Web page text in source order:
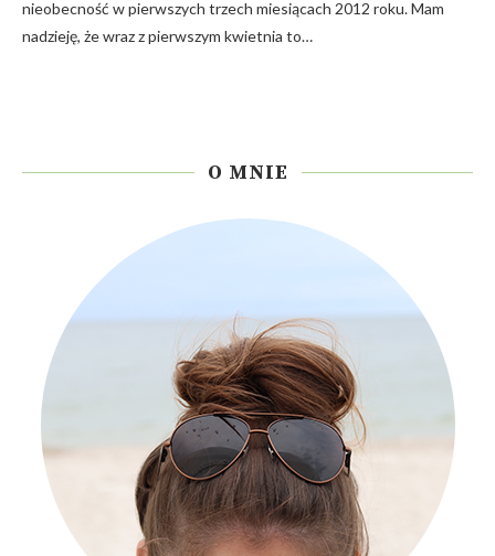
nieobecność w pierwszych trzech miesiącach 2012 roku. Mam
nadzieję, że wraz z pierwszym kwietnia to…
O MNIE